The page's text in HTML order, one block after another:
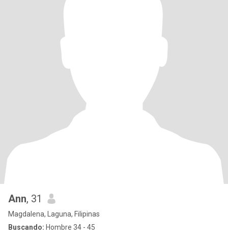
Ann, 31
Magdalena, Laguna, Filipinas
Buscando: Hombre 34 - 45